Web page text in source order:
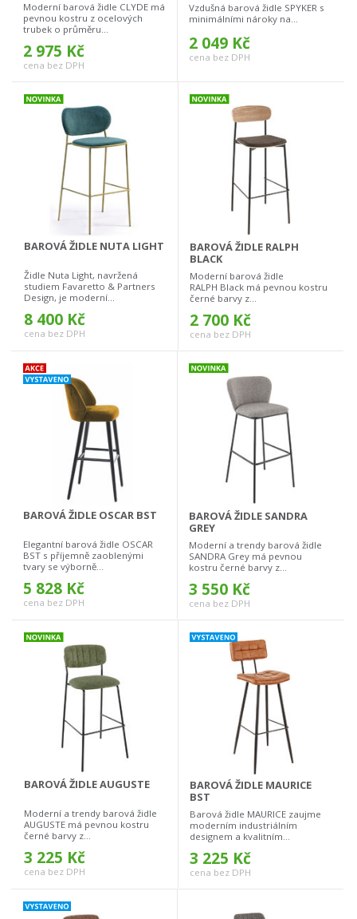
Moderní barová židle CLYDE má
pevnou kostru z ocelových
trubek o průměru...
2 975 Kč
cena bez DPH
Vzdušná barová židle SPYKER s
minimálními nároky na...
2 049 Kč
cena bez DPH
BAROVÁ ŽIDLE NUTA LIGHT
Židle Nuta Light, navržená
studiem Favaretto & Partners
Design, je moderní...
8 400 Kč
cena bez DPH
BAROVÁ ŽIDLE RALPH
BLACK
Moderní barová židle
RALPH Black má pevnou kostru
černé barvy z...
2 700 Kč
cena bez DPH
BAROVÁ ŽIDLE OSCAR BST
Elegantní barová židle OSCAR
BST s příjemně zaoblenými
tvary se výborně...
5 828 Kč
cena bez DPH
BAROVÁ ŽIDLE SANDRA
GREY
Moderní a trendy barová židle
SANDRA Grey má pevnou
kostru černé barvy z...
3 550 Kč
cena bez DPH
BAROVÁ ŽIDLE AUGUSTE
Moderní a trendy barová židle
AUGUSTE má pevnou kostru
černé barvy z...
3 225 Kč
cena bez DPH
BAROVÁ ŽIDLE MAURICE
BST
Barová židle MAURICE zaujme
moderním industriálním
designem a kvalitním...
3 225 Kč
cena bez DPH